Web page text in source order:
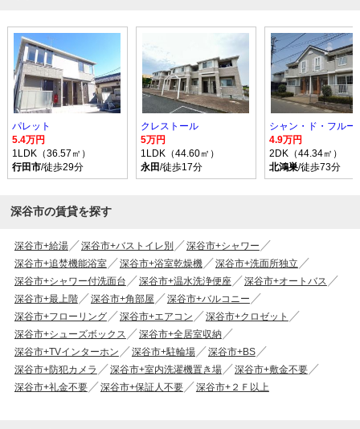
パレット
5.4万円
1LDK（36.57㎡）
行田市/徒歩29分
クレストール
5万円
1LDK（44.60㎡）
永田/徒歩17分
シャン・ド・フルー
4.9万円
2DK（44.34㎡）
北鴻巣/徒歩73分
深谷市の賃貸を探す
深谷市+給湯 深谷市+バストイレ別
深谷市+シャワー
深谷市+追焚機能浴室
深谷市+浴室乾燥機
深谷市+洗面所独立
深谷市+シャワー付洗面台
深谷市+温水洗浄便座
深谷市+オートバス
深谷市+最上階
深谷市+角部屋
深谷市+バルコニー
深谷市+フローリング
深谷市+エアコン
深谷市+クロゼット
深谷市+シューズボックス
深谷市+全居室収納
深谷市+TVインターホン
深谷市+駐輪場
深谷市+BS
深谷市+防犯カメラ
深谷市+室内洗濯機置き場
深谷市+敷金不要
深谷市+礼金不要
深谷市+保証人不要 深谷市+２Ｆ以上